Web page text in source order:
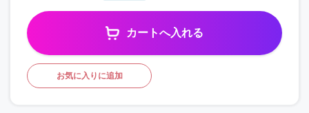
カートへ入れる
お気に入りに追加